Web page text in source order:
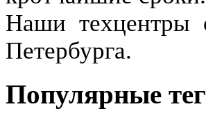
Наши техцентры
Петербурга.
Популярные